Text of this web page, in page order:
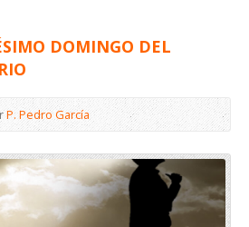
DOMINGO DEL
P. Pedro García